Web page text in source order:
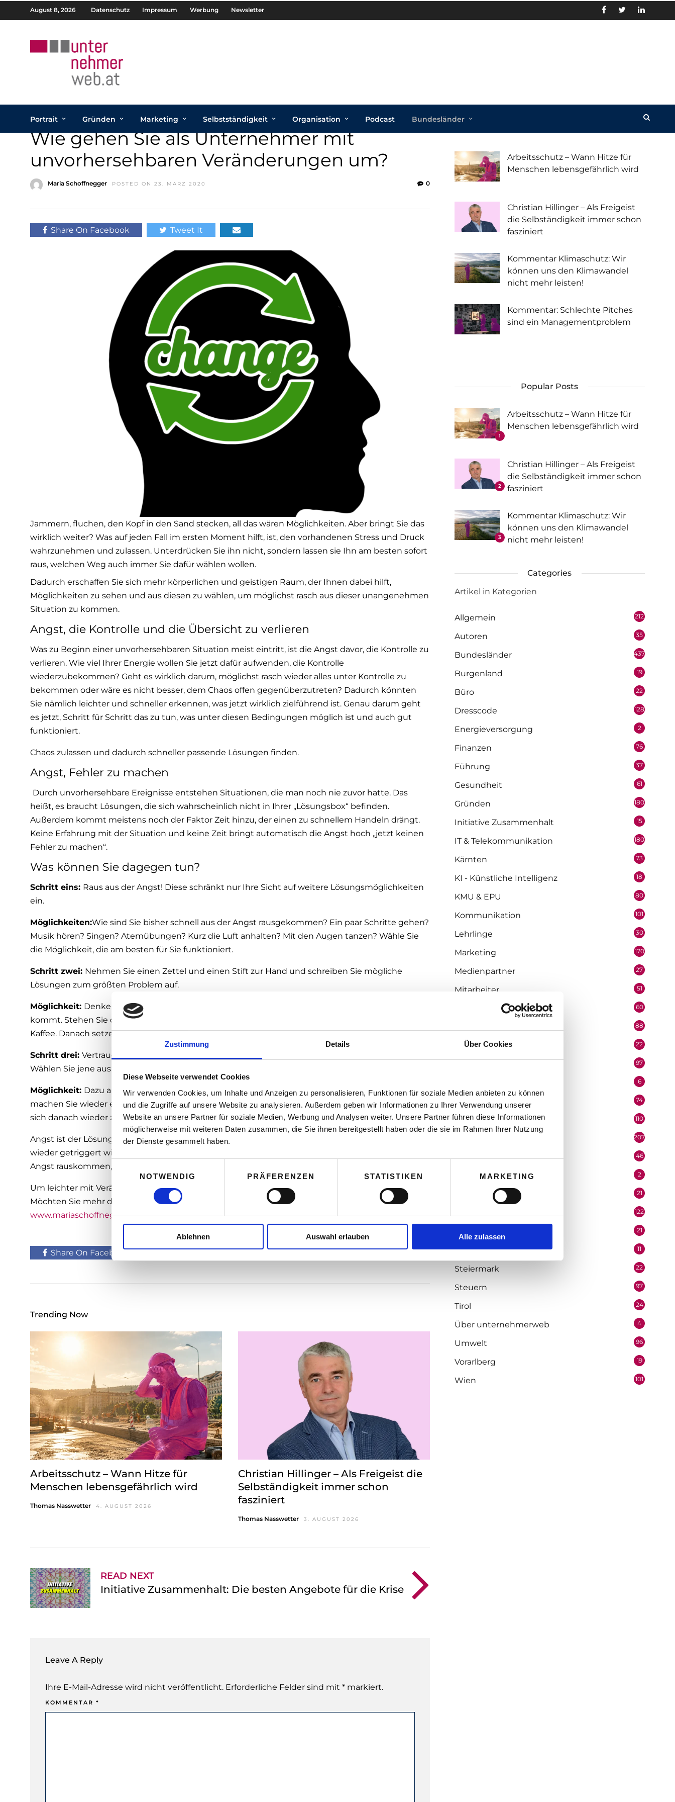
Zustimmung Details Über Cookies
Diese Webseite verwendet Cookies
Wir verwenden Cookies, um Inhalte und Anzeigen zu personalisieren, Funktionen für soziale Medien anbieten zu können
und die Zugriffe auf unsere Website zu analysieren. Außerdem geben wir Informationen zu Ihrer Verwendung unserer
Website an unsere Partner für soziale Medien, Werbung und Analysen weiter. Unsere Partner führen diese Informationen
möglicherweise mit weiteren Daten zusammen, die Sie ihnen bereitgestellt haben oder die sie im Rahmen Ihrer Nutzung
der Dienste gesammelt haben.
n
w
i
i
g
u
l
NOTWENDIG PRÄFERENZEN STATISTIKEN MARKETING
Ablehnen Auswahl erlauben Alle zulassen
August 8, 2026 Datenschutz Impressum Werbung Newsletter
Portrait Gründen Marketing Selbstständigkeit Organisation Podcast Bundesländer
Wie gehen Sie als Unternehmer mit
unvorhersehbaren Veränderungen um?
Maria Schoffnegger POSTED ON 23. MÄRZ 2020 0
Share On Facebook Tweet It
Jammern, fluchen, den Kopf in den Sand stecken, all das wären Möglichkeiten. Aber bringt Sie das
wirklich weiter? Was auf jeden Fall im ersten Moment hilft, ist, den vorhandenen Stress und Druck
wahrzunehmen und zulassen. Unterdrücken Sie ihn nicht, sondern lassen sie Ihn am besten sofort
raus, welchen Weg auch immer Sie dafür wählen wollen.
Dadurch erschaffen Sie sich mehr körperlichen und geistigen Raum, der Ihnen dabei hilft,
Möglichkeiten zu sehen und aus diesen zu wählen, um möglichst rasch aus dieser unangenehmen
Situation zu kommen.
Angst, die Kontrolle und die Übersicht zu verlieren
Was zu Beginn einer unvorhersehbaren Situation meist eintritt, ist die Angst davor, die Kontrolle zu
verlieren. Wie viel Ihrer Energie wollen Sie jetzt dafür aufwenden, die Kontrolle
wiederzubekommen? Geht es wirklich darum, möglichst rasch wieder alles unter Kontrolle zu
bekommen oder wäre es nicht besser, dem Chaos offen gegenüberzutreten? Dadurch könnten
Sie nämlich leichter und schneller erkennen, was jetzt wirklich zielführend ist. Genau darum geht
es jetzt, Schritt für Schritt das zu tun, was unter diesen Bedingungen möglich ist und auch gut
funktioniert.
Chaos zulassen und dadurch schneller passende Lösungen finden.
Angst, Fehler zu machen
Durch unvorhersehbare Ereignisse entstehen Situationen, die man noch nie zuvor hatte. Das
heißt, es braucht Lösungen, die sich wahrscheinlich nicht in Ihrer „Lösungsbox“ befinden.
Außerdem kommt meistens noch der Faktor Zeit hinzu, der einen zu schnellem Handeln drängt.
Keine Erfahrung mit der Situation und keine Zeit bringt automatisch die Angst hoch „jetzt keinen
Fehler zu machen“.
Was können Sie dagegen tun?
Schritt eins: Raus aus der Angst! Diese schränkt nur Ihre Sicht auf weitere Lösungsmöglichkeiten
ein.
Möglichkeiten:Wie sind Sie bisher schnell aus der Angst rausgekommen? Ein paar Schritte gehen?
Musik hören? Singen? Atemübungen? Kurz die Luft anhalten? Mit den Augen tanzen? Wähle Sie
die Möglichkeit, die am besten für Sie funktioniert.
Schritt zwei: Nehmen Sie einen Zettel und einen Stift zur Hand und schreiben Sie mögliche
Lösungen zum größten Problem auf.
Möglichkeit: Denken Sie nicht viel nach, sondern schreiben Sie einfach auf, was Ihnen in den Sinn
kommt. Stehen Sie danach wieder auf und gehen ein paar Schritte oder trinken Sie einen Tee oder
Kaffee. Danach setzen Sie sich wieder zu den aufgeschriebenen Lösungsmöglichkeiten.
Schritt drei: Vertrauen Sie Ihrer Intuition, spüren Sie bei jeder Lösungsmöglichkeit in sich hinein.
Wählen Sie jene aus, die sich für Sie am leichtesten anfühlt.
Möglichkeit: Dazu am besten gleich die nächsten Schritte, die Ihnen einfallen, notieren. Danach
machen Sie wieder eine kurze Pause. Schnappen Sie ein paar Minuten frische Luft und setzen Sie
sich danach wieder zu Ihrer Lösungsmöglichkeit. Und was fällt Ihnen jetzt dazu ein?
Angst ist der Lösungskiller NR.1, der aber gerade bei unvorhersehbaren Veränderungen immer
wieder getriggert wird. Je besser Sie damit umgehen können bzw. je schneller Sie wieder aus der
Angst rauskommen, desto schneller kommen Sie an passende Lösungsmöglichkeiten.
Um leichter mit Veränderungen zurecht zu kommen, habe ich das Albatros-Prinzip entwickelt.
Möchten Sie mehr darüber erfahren, dann besuchen Sie meine Webseite:
www.mariaschoffnegger.com.
Share On Facebook
Trending Now
Arbeitsschutz – Wann Hitze für
Menschen lebensgefährlich wird
Thomas Nasswetter 4. AUGUST 2026
Christian Hillinger – Als Freigeist die
Selbständigkeit immer schon
fasziniert
Thomas Nasswetter 3. AUGUST 2026
READ NEXT
Initiative Zusammenhalt: Die besten Angebote für die Krise
Leave A Reply
Ihre E-Mail-Adresse wird nicht veröffentlicht. Erforderliche Felder sind mit * markiert.
KOMMENTAR *
Arbeitsschutz – Wann Hitze für
Menschen lebensgefährlich wird
Christian Hillinger – Als Freigeist
die Selbständigkeit immer schon
fasziniert
Kommentar Klimaschutz: Wir
können uns den Klimawandel
nicht mehr leisten!
Kommentar: Schlechte Pitches
sind ein Managementproblem
Popular Posts
1
Arbeitsschutz – Wann Hitze für
Menschen lebensgefährlich wird
2
Christian Hillinger – Als Freigeist
die Selbständigkeit immer schon
fasziniert
3
Kommentar Klimaschutz: Wir
können uns den Klimawandel
nicht mehr leisten!
Categories
Artikel in Kategorien
Allgemein 212
Autoren 35
Bundesländer 437
Burgenland 19
Büro 22
Dresscode 128
Energieversorgung 2
Finanzen 76
Führung 37
Gesundheit 61
Gründen 180
Initiative Zusammenhalt 15
IT & Telekommunikation 180
Kärnten 73
KI - Künstliche Intelligenz 18
KMU & EPU 80
Kommunikation 101
Lehrlinge 30
Marketing 170
Medienpartner 27
Mitarbeiter 51
Mobilität & Logistik 60
88
Oberösterreich 22
97
6
Podcast 74
Politik 110
207
Recht 46
Redaktion 2
21
122
Soziologie 21
Statistik 11
Steiermark 22
Steuern 97
Tirol 24
Über unternehmerweb 4
Umwelt 96
Vorarlberg 19
Wien 101